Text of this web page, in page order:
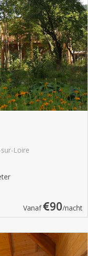
Loire
Vanaf 90/nacht